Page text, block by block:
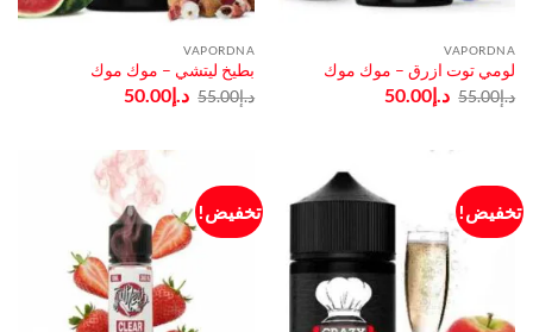
VAPORDNA
لومي توت ازرق – موك موك
د.إ55.00 السعر
الأصلي
د.إ50.00السعر
الحالي
VAPORDNA
بطيخ ليتشي – موك موك
د.إ55.00 السعر
الأصلي
د.إ50.00السعر
الحالي
تخفيض! تخفيض!